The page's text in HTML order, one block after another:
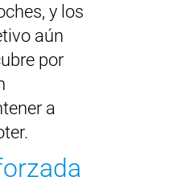
y los
aún
por
a